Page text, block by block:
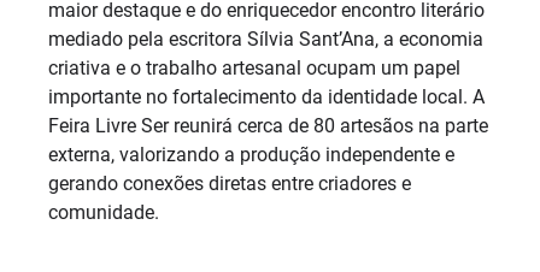
maior destaque e do enriquecedor encontro literário
mediado pela escritora Sílvia Sant’Ana, a economia
criativa e o trabalho artesanal ocupam um papel
importante no fortalecimento da identidade local. A
Feira Livre Ser reunirá cerca de 80 artesãos na parte
externa, valorizando a produção independente e
gerando conexões diretas entre criadores e
comunidade.